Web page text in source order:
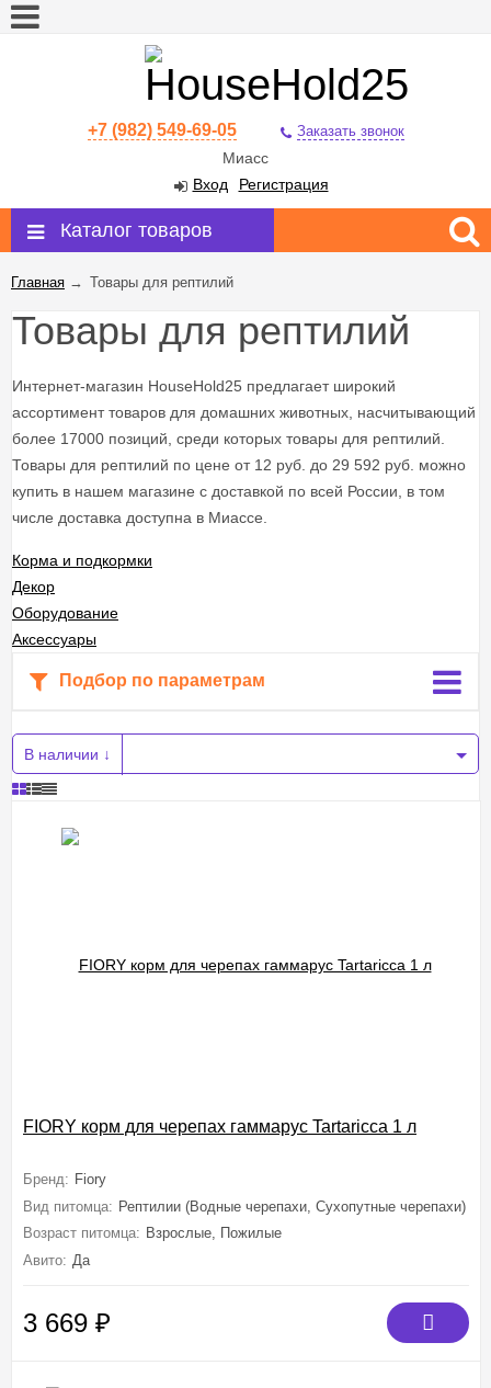
+7 (982) 549-69-05 Заказать звонок
Миасс
Вход
Регистрация
Каталог товаров
Главная → Товары для рептилий
Товары для рептилий
Интернет-магазин HouseHold25 предлагает широкий
ассортимент товаров для домашних животных, насчитывающий
более 17000 позиций, среди которых товары для рептилий.
Товары для рептилий по цене от 12 руб. до 29 592 руб. можно
купить в нашем магазине с доставкой по всей России, в том
числе доставка доступна в Миассе.
Корма и подкормки
Декор
Оборудование
Аксессуары
Подбор по параметрам
В наличии
FIORY корм для черепах гаммарус Tartaricca 1 л
Бренд: Fiory
Вид питомца: Рептилии (Водные черепахи, Сухопутные черепахи)
Возраст питомца: Взрослые, Пожилые
Авито: Да
3 669 ₽